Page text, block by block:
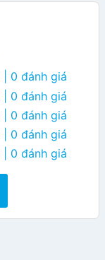
| 0 đánh giá
| 0 đánh giá
| 0 đánh giá
| 0 đánh giá
| 0 đánh giá